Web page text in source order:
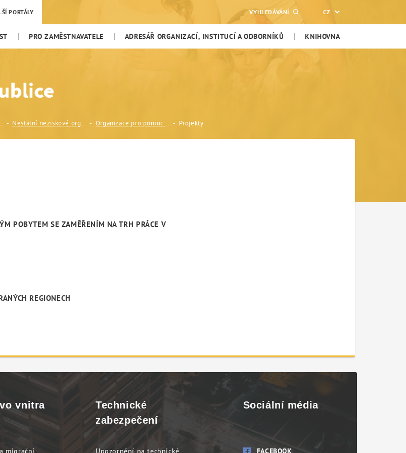
PORTÁLY VYHLEDÁVÁNÍ CZ
PRO ZAMĚSTNAVATELE ADRESÁŘ ORGANIZACÍ, INSTITUCÍ A ODBORNÍKŮ KNIHOVNA
a odborníků Nestátní neziskové organizace (NNO) Organizace pro pomoc uprchlíkům (OPU) Projekty
POBYTEM SE ZAMĚŘENÍM NA TRH PRÁCE V
REGIONECH
vnitra
migrační
Technické
zabezpečení
Upozornění na technické
Sociální média
FACEBOOK